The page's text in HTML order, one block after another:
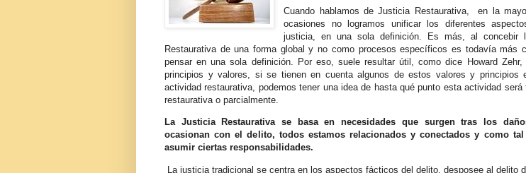
Cuando hablamos de Justicia Restaurativa, en la
ocasiones no logramos unificar los diferentes
justicia, en una sola definición. Es más, al concebir
Restaurativa de una forma global y no como procesos específicos es todavía más
pensar en una sola definición. Por eso, suele resultar útil, como dice Howard Zehr,
principios y valores, si se tienen en cuenta algunos de estos valores y principios
actividad restaurativa, podemos tener una idea de hasta qué punto esta actividad será
restaurativa o parcialmente.
La Justicia Restaurativa se basa en necesidades que surgen tras los
ocasionan con el delito, todos estamos relacionados y conectados y como tal
asumir ciertas responsabilidades.
La justicia tradicional se centra en los aspectos fácticos del delito, desposee al delito